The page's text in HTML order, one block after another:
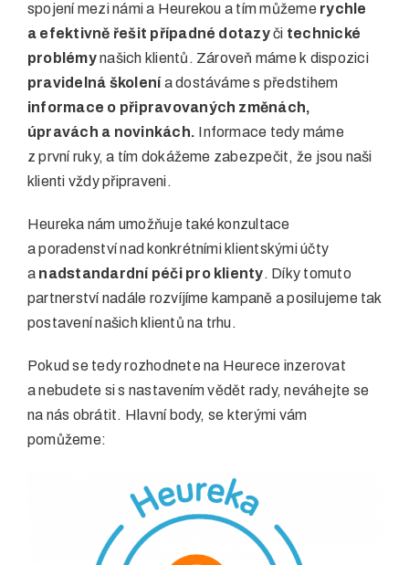
spojení mezi námi a Heurekou a tím můžeme rychle
a efektivně řešit případné dotazyči technické
problémynašich klientů. Zároveň máme k dispozici
pravidelná školenía dostáváme s předstihem
informace o připravovaných změnách,
úpravách a novinkách. Informace tedy máme
z první ruky, a tím dokážeme zabezpečit, že jsou naši
klienti vždy připraveni.
Heureka nám umožňuje také konzultace
a poradenství nad konkrétními klientskými účty
a nadstandardní péči pro klienty. Díky tomuto
partnerství nadále rozvíjíme kampaně a posilujeme tak
postavení našich klientů na trhu.
Pokud se tedy rozhodnete na Heurece inzerovat
a nebudete si s nastavením vědět rady, neváhejte se
na nás obrátit. Hlavní body, se kterými vám
pomůžeme: